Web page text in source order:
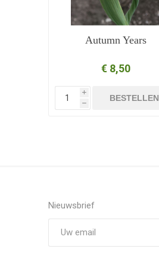
Autumn Years
€ 8,50
i
h
BESTELLEN
Nieuwsbrief